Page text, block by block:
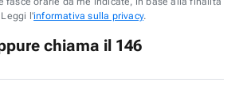
l'informativa sulla privacy.
chiama il 146